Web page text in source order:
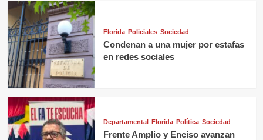
Florida Policiales Sociedad
Condenan a una mujer por estafas
en redes sociales
Departamental Florida Política Sociedad
Frente Amplio y Enciso avanzan